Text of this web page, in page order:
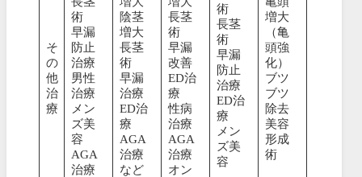
そ
の
他
治
療
術
早漏
防止
治療
男性
治療
メン
ズ美
容
AGA
治療
陰茎
増大
長茎
術
早漏
治療
ED治
療
AGA
治療
など
長茎
術
早漏
改善
ED治
療
性病
治療
AGA
治療
オン
術
長茎
術
早漏
防止
治療
ED治
療
メン
ズ美
容
増大
（亀
頭強
化）
ブツ
ブツ
除去
美容
形成
術